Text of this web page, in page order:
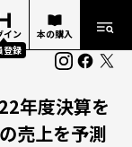
イン
登録
本の購入
年度決算を
売上を予測